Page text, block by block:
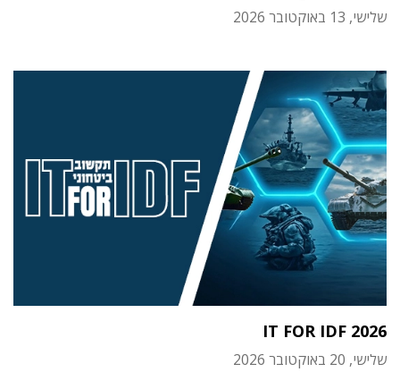
שלישי, 13 באוקטובר 2026
IT FOR IDF 2026
שלישי, 20 באוקטובר 2026